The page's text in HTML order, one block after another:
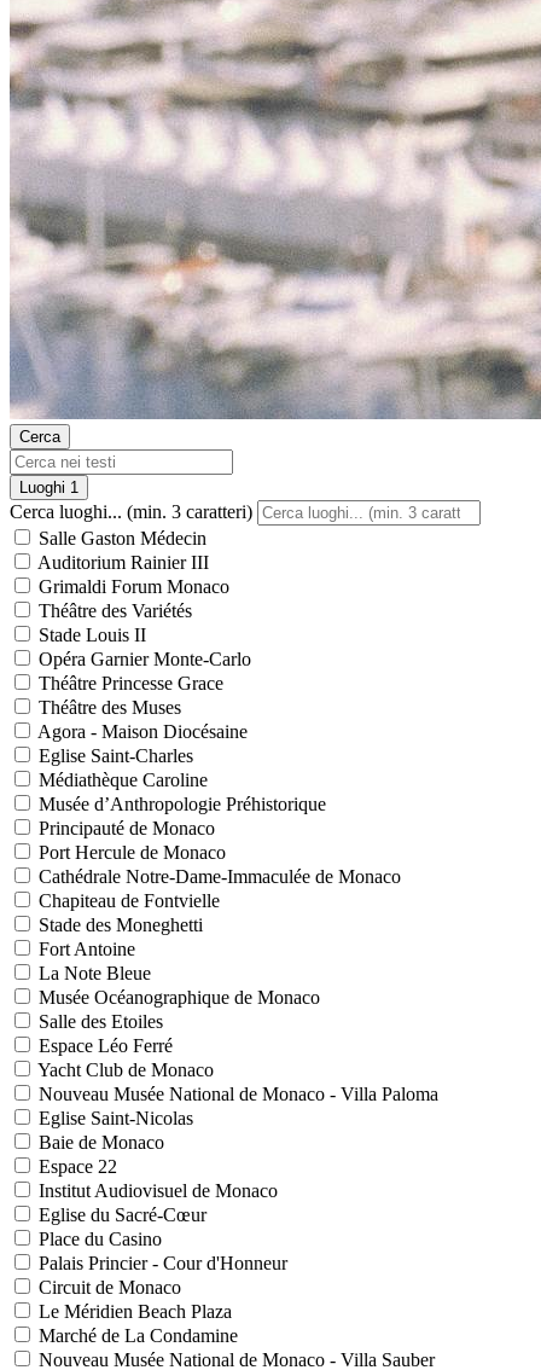
Cerca
Luoghi 1
Cerca luoghi... (min. 3 caratteri)
Salle Gaston Médecin
Auditorium Rainier III
Grimaldi Forum Monaco
Théâtre des Variétés
Stade Louis II
Opéra Garnier Monte-Carlo
Théâtre Princesse Grace
Théâtre des Muses
Agora - Maison Diocésaine
Eglise Saint-Charles
Médiathèque Caroline
Musée d’Anthropologie Préhistorique
Principauté de Monaco
Port Hercule de Monaco
Cathédrale Notre-Dame-Immaculée de Monaco
Chapiteau de Fontvielle
Stade des Moneghetti
Fort Antoine
La Note Bleue
Musée Océanographique de Monaco
Salle des Etoiles
Espace Léo Ferré
Yacht Club de Monaco
Nouveau Musée National de Monaco - Villa Paloma
Eglise Saint-Nicolas
Baie de Monaco
Espace 22
Institut Audiovisuel de Monaco
Eglise du Sacré-Cœur
Place du Casino
Palais Princier - Cour d'Honneur
Circuit de Monaco
Le Méridien Beach Plaza
Marché de La Condamine
Nouveau Musée National de Monaco - Villa Sauber